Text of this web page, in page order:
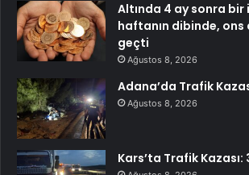
Altında 4 ay sonra bir
haftanın dibinde, ons
geçti
Ağustos 8, 2026
Adana’da Trafik
Ağustos 8, 2026
Kars’ta Trafik Kazası: